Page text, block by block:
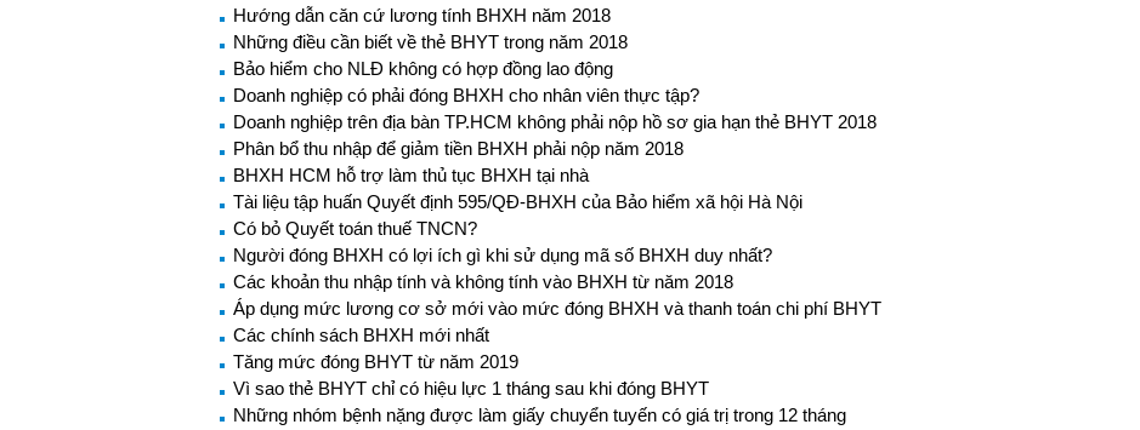
Hướng dẫn căn cứ lương tính BHXH năm 2018
Những điều cần biết về thẻ BHYT trong năm 2018
Bảo hiểm cho NLĐ không có hợp đồng lao động
Doanh nghiệp có phải đóng BHXH cho nhân viên thực tập?
Doanh nghiệp trên địa bàn TP.HCM không phải nộp hồ sơ gia hạn thẻ BHYT 2018
Phân bổ thu nhập để giảm tiền BHXH phải nộp năm 2018
BHXH HCM hỗ trợ làm thủ tục BHXH tại nhà
Tài liệu tập huấn Quyết định 595/QĐ-BHXH của Bảo hiểm xã hội Hà Nội
Có bỏ Quyết toán thuế TNCN?
Người đóng BHXH có lợi ích gì khi sử dụng mã số BHXH duy nhất?
Các khoản thu nhập tính và không tính vào BHXH từ năm 2018
Áp dụng mức lương cơ sở mới vào mức đóng BHXH và thanh toán chi phí BHYT
Các chính sách BHXH mới nhất
Tăng mức đóng BHYT từ năm 2019
Vì sao thẻ BHYT chỉ có hiệu lực 1 tháng sau khi đóng BHYT
Những nhóm bệnh nặng được làm giấy chuyển tuyến có giá trị trong 12 tháng